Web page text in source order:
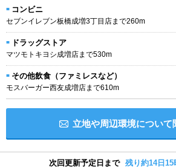
コンビニ
セブンイレブン板橋成増3丁目店まで260m
ドラッグストア
マツモトキヨシ成増店まで530m
その他飲食（ファミレスなど）
モスバーガー西友成増店まで610m
立地や周辺環境について
次回更新予定日まで 残り約14日15